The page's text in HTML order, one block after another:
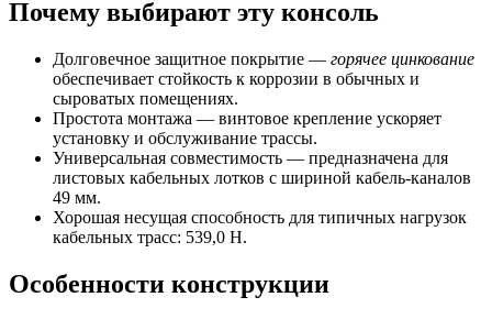
Почему выбирают эту консоль
Долговечное защитное покрытие — горячее цинкование
обеспечивает стойкость к коррозии в обычных и
сыроватых помещениях.
Простота монтажа — винтовое крепление ускоряет
установку и обслуживание трассы.
Универсальная совместимость — предназначена для
листовых кабельных лотков с шириной кабель-каналов
49 мм.
Хорошая несущая способность для типичных нагрузок
кабельных трасс: 539,0 Н.
Особенности конструкции